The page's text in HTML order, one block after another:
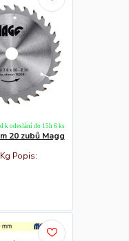
20 zubů Magg
Popis:
k odeslání do 15h 6 ks